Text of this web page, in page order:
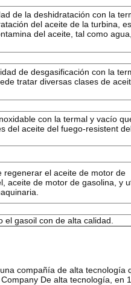
de la deshidratación con la
del aceite de la turbina,
del aceite, tal como
de desgasificación con la
tratar diversas clases de
con la termal y vacío
del aceite del fuego-resistent
regenerar el aceite de motor de
aceite de motor de gasolina, y
gasoil con de alta calidad.
compañía de alta
De alta tecnología, en